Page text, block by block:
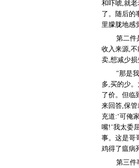
和吓唬,就
了。随后的
里朦胧地感
第二件
收入来源,
卖,想减少损
"那是
多,买的少
了价。但临
来回答,保
充道:‘可俺
嘴!’我太委
事。这是哥
鸡得了瘟病
第三件